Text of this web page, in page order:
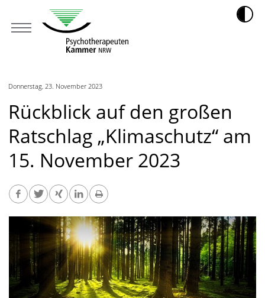
Donnerstag, 23. November 2023
Rückblick auf den großen
Ratschlag „Klimaschutz“ am
15. November 2023